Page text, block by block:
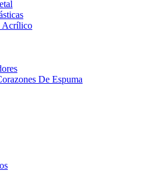
Acrílico
De Espuma